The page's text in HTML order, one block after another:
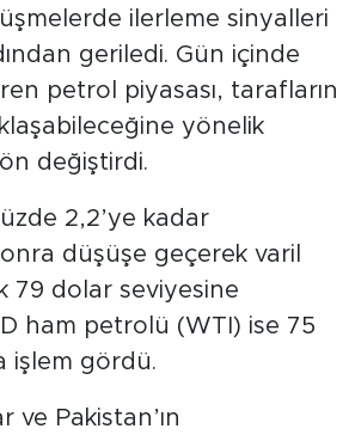
ilerleme sinyalleri
geriledi. Gün içinde
petrol piyasası, tarafların
yönelik
değiştirdi.
2,2’ye kadar
düşüşe geçerek varil
79 dolar seviyesine
ham petrolü (WTI) ise 75
işlem gördü.
ve Pakistan’ın